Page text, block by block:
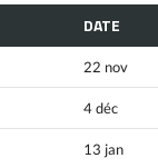
DATE
22 nov
4 déc
13 jan